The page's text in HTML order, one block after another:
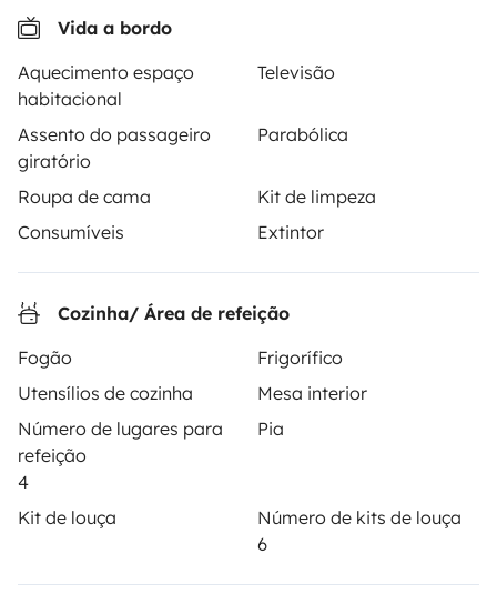
Vida a bordo
Aquecimento espaço
habitacional
Televisão
Assento do passageiro
giratório
Parabólica
Roupa de cama
Kit de limpeza
Consumíveis
Extintor
Cozinha/ Área de refeição
Fogão
Frigorífico
Utensílios de cozinha
Mesa interior
Número de lugares para
refeição
4
Pia
Kit de louça
Número de kits de louça
6
A Yescapa é uma plataforma simples e segura de
aluguer de autocaravanas, furgões transformados e
campervans entre particulares. A página é o
intermediário de confiança e propõe uma solução
chave-na-mão para os alugueres de autocaravanas
em total liberdade e confiança.
Shops
ALUGUER DE AUTOCARAVANAS
Como funciona?